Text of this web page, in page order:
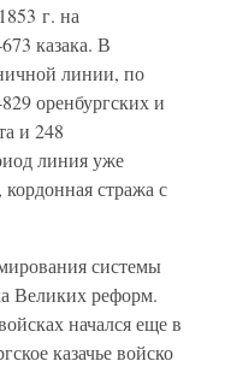
г. на
казака. В
линии, по
оренбургских и
и 248
линия уже
кордонная стража с
системы
Великих реформ.
начался еще в
казачье войско